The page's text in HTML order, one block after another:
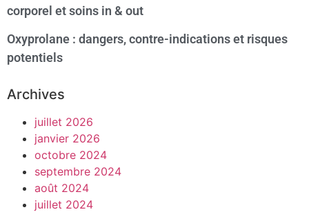
corporel et soins in & out
Oxyprolane : dangers, contre-indications et risques
potentiels
Archives
juillet 2026
janvier 2026
octobre 2024
septembre 2024
août 2024
juillet 2024